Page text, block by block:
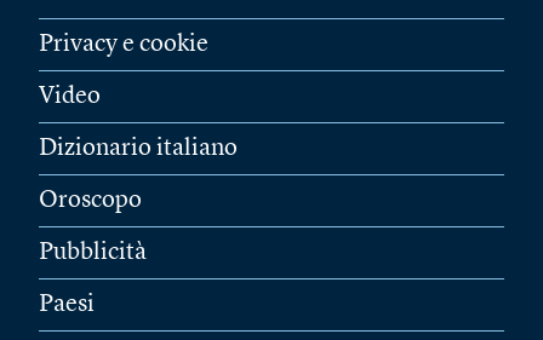
Privacy e cookie
Video
Dizionario italiano
Oroscopo
Pubblicità
Paesi